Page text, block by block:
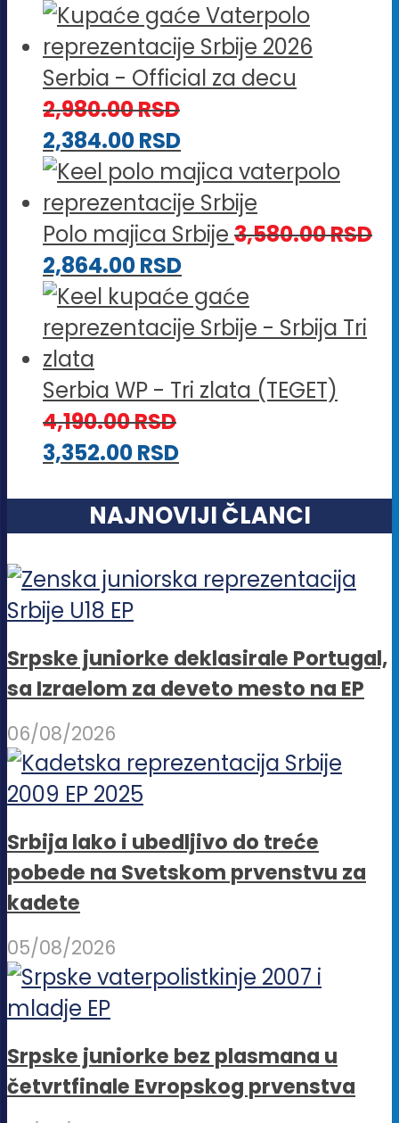
Serbia - Official za decu
2,980.00RSD
2,384.00RSD
Polo majica Srbije 3,580.00RSD
2,864.00RSD
Serbia WP - Tri zlata (TEGET)
4,190.00RSD
3,352.00RSD
NAJNOVIJI ČLANCI
Srpske juniorke deklasirale Portugal,
sa Izraelom za deveto mesto na EP
06/08/2026
Srbija lako i ubedljivo do treće
pobede na Svetskom prvenstvu za
kadete
05/08/2026
Srpske juniorke bez plasmana u
četvrtfinale Evropskog prvenstva